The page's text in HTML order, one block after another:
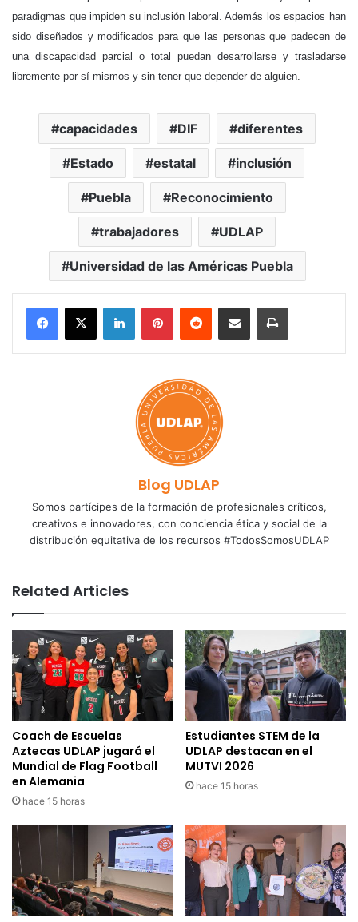
paradigmas que impiden su inclusión laboral. Además los espacios han
sido diseñados y modificados para que las personas que padecen de
una discapacidad parcial o total puedan desarrollarse y trasladarse
libremente por sí mismos y sin tener que depender de alguien.
capacidades DIF diferentes
Estado estatal inclusión
Puebla Reconocimiento
trabajadores UDLAP
Universidad de las Américas Puebla
LinkedInPinterestReddit Share via Email Print
Blog UDLAP
Somos partícipes de la formación de profesionales críticos,
creativos e innovadores, con conciencia ética y social de la
distribución equitativa de los recursos #TodosSomosUDLAP
Related Articles
Coach de Escuelas
Aztecas UDLAP jugará el
Mundial de Flag Football
en Alemania
hace 15 horas
Estudiantes STEM de la
UDLAP destacan en el
MUTVI 2026
hace 15 horas